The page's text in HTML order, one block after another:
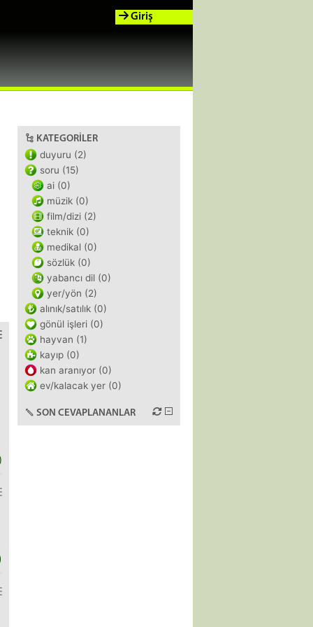
Giriş
KATEGORILER
duyuru (2)
soru (15)
ai (0)
müzik (0)
film/dizi (2)
teknik (0)
medikal (0)
sözlük (0)
yabancı dil (0)
yer/yön (2)
alınık/satılık (0)
gönül işleri (0)
hayvan (1)
kayıp (0)
kan aranıyor (0)
ev/kalacak yer (0)
SON CEVAPLANANLAR